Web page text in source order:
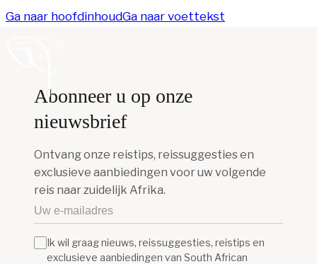
Ga naar hoofdinhoudGa naar voettekst
Abonneer u op onze
nieuwsbrief
Ontvang onze reistips, reissuggesties en
exclusieve aanbiedingen voor uw volgende
reis naar zuidelijk Afrika.
Ik wil graag nieuws, reissuggesties, reistips en
exclusieve aanbiedingen van South African